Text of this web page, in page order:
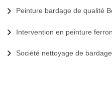
Peinture bardage de qualité
Intervention en peinture
Société nettoyage de